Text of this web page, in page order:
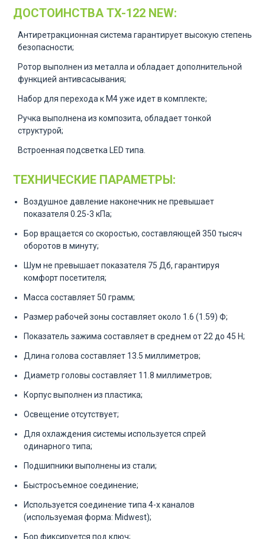
ДОСТОИНСТВА TX-122 NEW:
Антиретракционная система гарантирует высокую степень
безопасности;
Ротор выполнен из металла и обладает дополнительной
функцией антивсасывания;
Набор для перехода к М4 уже идет в комплекте;
Ручка выполнена из композита, обладает тонкой
структурой;
Встроенная подсветка LED типа.
ТЕХНИЧЕСКИЕ ПАРАМЕТРЫ:
Воздушное давление наконечник не превышает
показателя 0.25-3 кПа;
Бор вращается со скоростью, составляющей 350 тысяч
оборотов в минуту;
Шум не превышает показателя 75 Дб, гарантируя
комфорт посетителя;
Масса составляет 50 грамм;
Размер рабочей зоны составляет около 1.6 (1.59) Ф;
Показатель зажима составляет в среднем от 22 до 45 Н;
Длина голова составляет 13.5 миллиметров;
Диаметр головы составляет 11.8 миллиметров;
Корпус выполнен из пластика;
Освещение отсутствует;
Для охлаждения системы используется спрей
одинарного типа;
Подшипники выполнены из стали;
Быстросъемное соединение;
Используется соединение типа 4-х каналов
(используемая форма: Midwest);
Бор фиксируется под ключ;